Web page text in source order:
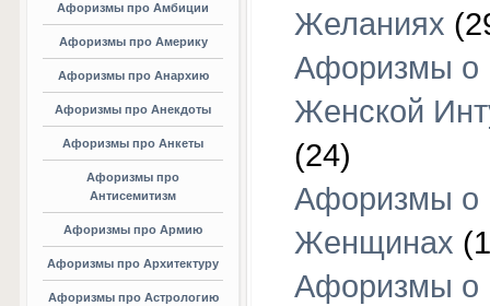
Афоризмы про Амбиции
Афоризмы про Америку
Афоризмы про Анархию
Афоризмы про Анекдоты
Афоризмы про Анкеты
Афоризмы про
Антисемитизм
Афоризмы про Армию
Афоризмы про Архитектуру
Афоризмы про Астрологию
Желаниях
Афоризмы о
Женской
(24)
Афоризмы о
Женщинах
Афоризмы о